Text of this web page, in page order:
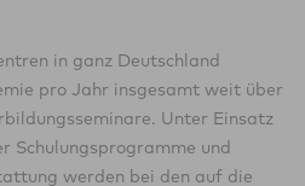
in ganz Deutschland
pro Jahr insgesamt weit über
Unter Einsatz
Schulungsprogramme und
werden bei den auf die